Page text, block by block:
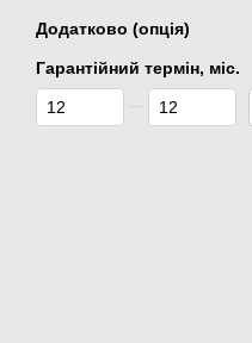
Додатково (опція)
Гарантійний термін, міс.
Від Гарантійний термін, міс.
До Гарантійний термін, міс.